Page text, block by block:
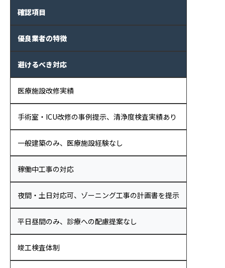
確認項目
優良業者の特徴
避けるべき対応
医療施設改修実績
手術室・ICU改修の事例提示、清浄度検査実績あり
一般建築のみ、医療施設経験なし
稼働中工事の対応
夜間・土日対応可、ゾーニング工事の計画書を提示
平日昼間のみ、診療への配慮提案なし
竣工検査体制